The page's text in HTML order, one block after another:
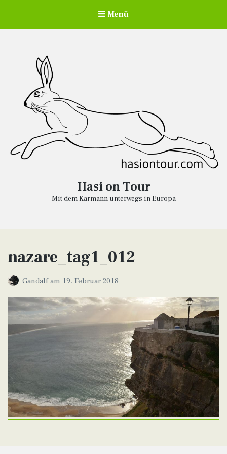
Menü
Hasi on Tour
Mit dem Karmann unterwegs in Europa
nazare_tag1_012
Gandalfam 19. Februar 2018